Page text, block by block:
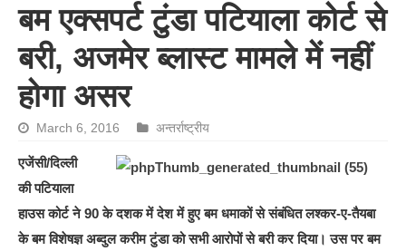
बम एक्सपर्ट टुंडा पटियाला कोर्ट से
बरी, अजमेर ब्लास्ट मामले में नहीं
होगा असर
March 6, 2016 अन्तर्राष्ट्रीय
एजेंसी/दिल्ली
की पटियाला
हाउस कोर्ट ने 90 के दशक में देश में हुए बम धमाकों से संबंधित लश्कर-ए-तैयबा
के बम विशेषज्ञ अब्दुल करीम टुंडा को सभी आरोपों से बरी कर दिया। उस पर बम